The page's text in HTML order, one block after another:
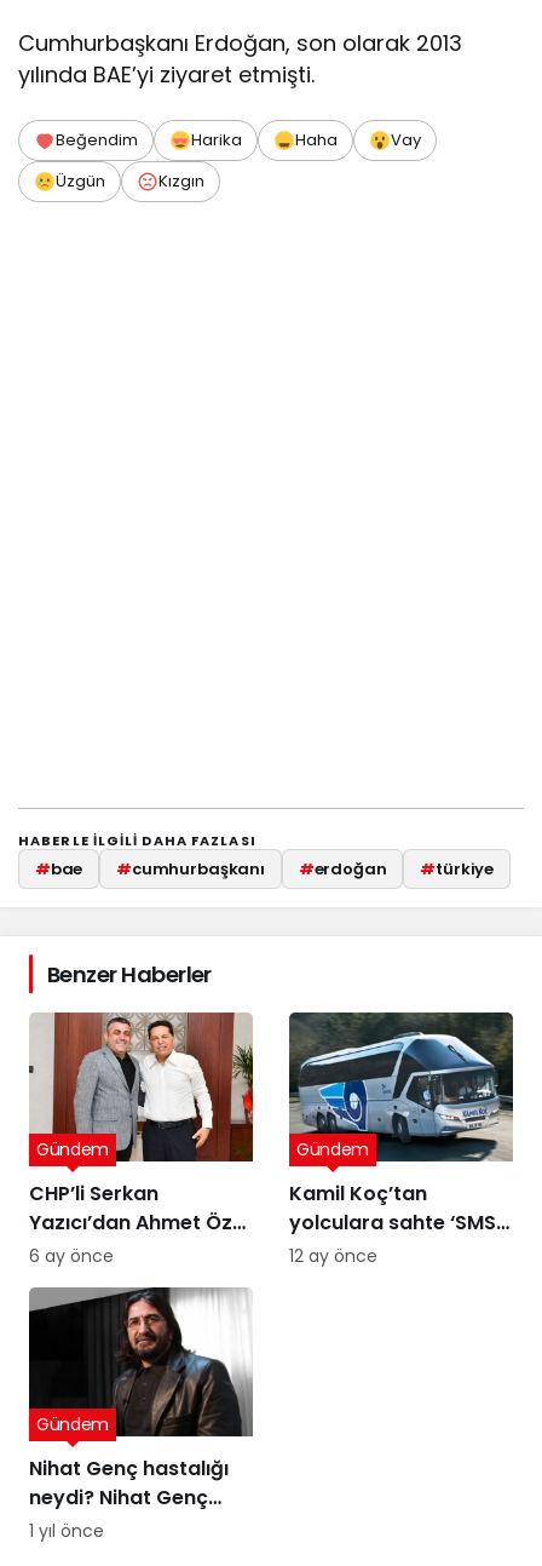
Cumhurbaşkanı Erdoğan, son olarak 2013
yılında BAE’yi ziyaret etmişti.
Beğendim Harika Haha
Vay
Üzgün
Kızgın
HABERLE ILGILI DAHA FAZLASI
#bae #cumhurbaşkanı #erdoğan #türkiye
Benzer Haberler
CHP’li Serkan
Yazıcı’dan Ahmet Özer
kararına tepki: Bu bir
yargı değil, sandığı
tanımayan düzenin
Gündem
6 ay önce
Kamil Koç’tan
yolculara sahte ‘SMS’
uyarısı
Gündem
12 ay önce
Nihat Genç hastalığı
neydi? Nihat Genç
cenaze töreni ne
Gündem
1 yıl önce